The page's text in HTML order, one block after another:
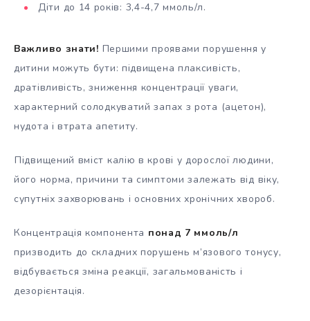
Діти до 14 років: 3,4-4,7 ммоль/л.
Важливо знати! Першими проявами порушення у
дитини можуть бути: підвищена плаксивість,
дратівливість, зниження концентрації уваги,
характерний солодкуватий запах з рота (ацетон),
нудота і втрата апетиту.
Підвищений вміст калію в крові у дорослої людини,
його норма, причини та симптоми залежать від віку,
супутніх захворювань і основних хронічних хвороб.
Концентрація компонента понад 7 ммоль/л
призводить до складних порушень м’язового тонусу,
відбувається зміна реакції, загальмованість і
дезорієнтація.